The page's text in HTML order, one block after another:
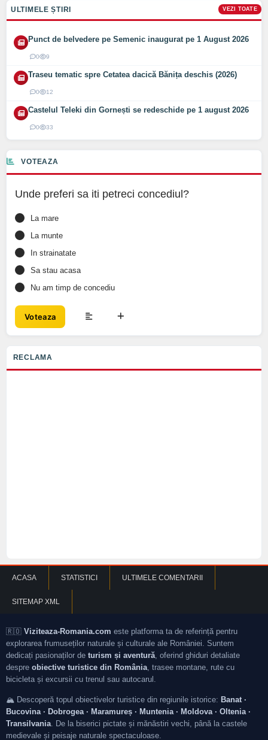
ULTIMELE ȘTIRI VEZI TOATE
Punct de belvedere pe Semenic inaugurat pe 1 August 2026
0 9
Traseu tematic spre Cetatea dacică Bănița deschis (2026)
0 12
Castelul Teleki din Gornești se redeschide pe 1 august 2026
0 33
VOTEAZA
Unde preferi sa iti petreci concediul?
La mare
La munte
In strainatate
Sa stau acasa
Nu am timp de concediu
Voteaza
RECLAMA
ACASA STATISTICI ULTIMELE COMENTARII
SITEMAP XML
🇷🇴 Viziteaza-Romania.com este platforma ta de referință pentru
explorarea frumuseților naturale și culturale ale României. Suntem
dedicați pasionaților de turism și aventură , oferind ghiduri detaliate
despre obiective turistice din România , trasee montane, rute cu
bicicleta și excursii cu trenul sau autocarul.
🏔️ Descoperă topul obiectivelor turistice din regiunile istorice: Banat ·
Bucovina · Dobrogea · Maramureș · Muntenia · Moldova · Oltenia ·
Transilvania . De la biserici pictate și mănăstiri vechi, până la castele
medievale și peisaje naturale spectaculoase.